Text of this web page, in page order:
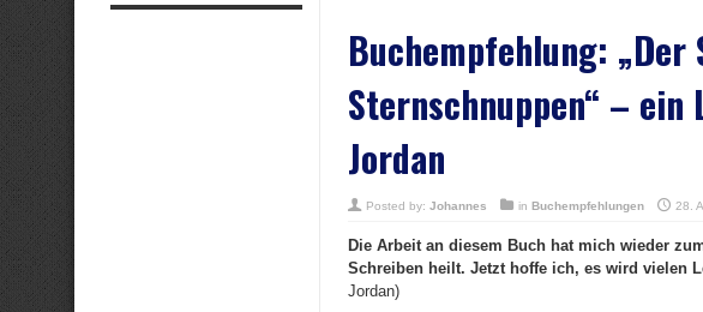
Buchempfehlung: „Der
Sternschnuppen“ – ein
Jordan
Posted by: Johannes in Buchempfehlungen 28.
Die Arbeit an diesem Buch hat mich wieder
Schreiben heilt. Jetzt hoffe ich, es wird vielen
Jordan)